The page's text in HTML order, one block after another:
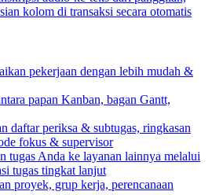
kolom di transaksi secara otomatis
pekerjaan dengan lebih mudah &
papan Kanban, bagan Gantt,
daftar periksa & subtugas, ringkasan
fokus & supervisor
tugas Anda ke layanan lainnya melalui
tugas tingkat lanjut
proyek, grup kerja, perencanaan